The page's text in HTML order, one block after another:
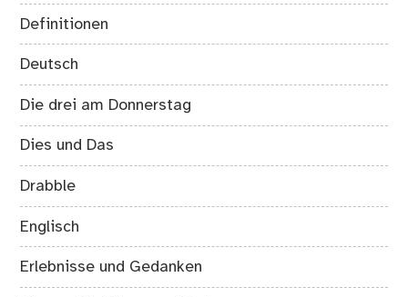
Definitionen
Deutsch
Die drei am Donnerstag
Dies und Das
Drabble
Englisch
Erlebnisse und Gedanken